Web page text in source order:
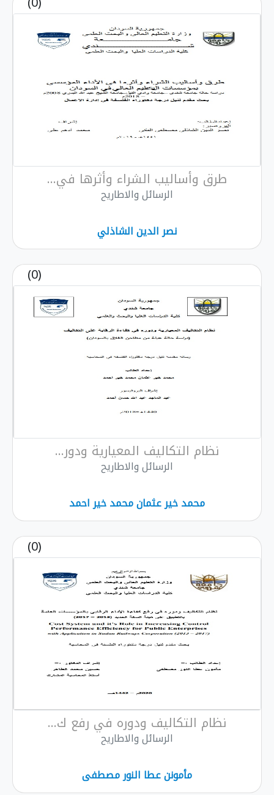
طرق وأساليب الشراء وأثرها في...
الرسائل والاطاريح
نصر الدين الشاذلي
نظام التكاليف المعيارية ودور...
الرسائل والاطاريح
محمد خير عثمان محمد خير احمد
نظام التكاليف ودوره في رفع ك...
الرسائل والاطاريح
مأمونن عطا النور مصطفى